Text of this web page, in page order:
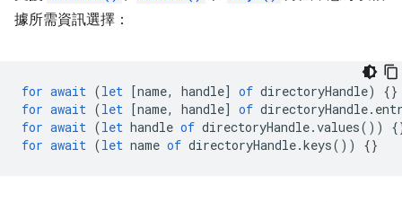
據所需資訊選擇：
for await (let [name, handle] of directoryHandle)
{}
for await (let [name, handle] of directoryHandle.
for await (let handle of directoryHandle.values())
for await (let name of directoryHandle.keys()) {}